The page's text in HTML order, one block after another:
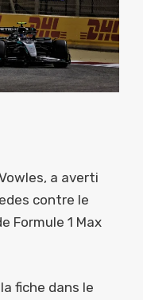
a averti
contre le
Formule 1 Max
fiche dans le